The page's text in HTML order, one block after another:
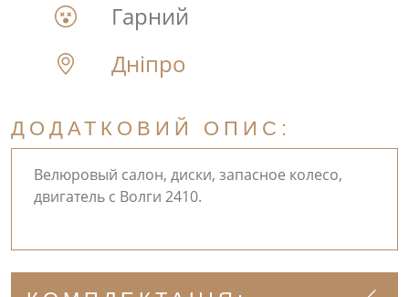
Гарний
Дніпро
ДОДАТКОВИЙ ОПИС:
Велюровый салон, диски, запасное колесо,
двигатель с Волги 2410.